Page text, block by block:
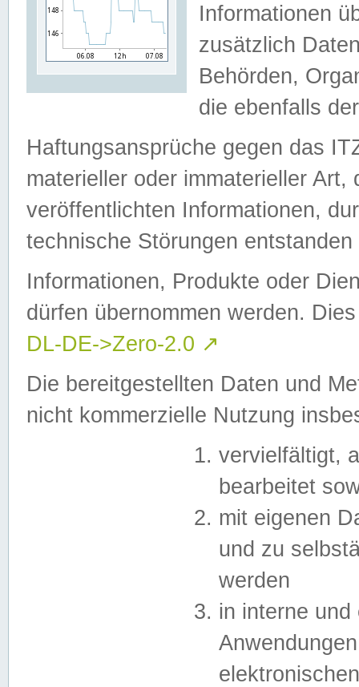
Informationen
zusätzlich
Behörden,
die ebenfalls
Haftungsansprüche gegen das
materieller oder immaterieller
veröffentlichten Informationen,
technische Störungen
Informationen, Produkte oder
dürfen übernommen werden.
DL-DE->Zero-2.0 ↗
Die bereitgestellten Daten und
nicht kommerzielle Nutzung
vervielfältigt,
bearbeitet
mit eigenen
und zu
werden
in interne